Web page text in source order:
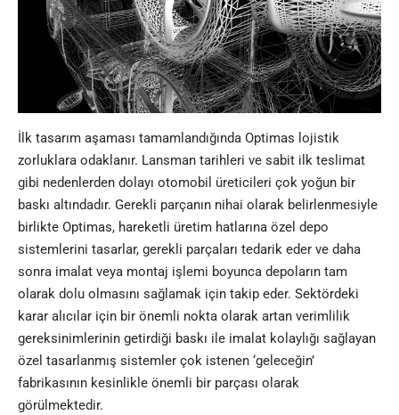
İlk tasarım aşaması tamamlandığında Optimas lojistik
zorluklara odaklanır. Lansman tarihleri ve sabit ilk teslimat
gibi nedenlerden dolayı otomobil üreticileri çok yoğun bir
baskı altındadır. Gerekli parçanın nihai olarak belirlenmesiyle
birlikte Optimas, hareketli üretim hatlarına özel depo
sistemlerini tasarlar, gerekli parçaları tedarik eder ve daha
sonra imalat veya montaj işlemi boyunca depoların tam
olarak dolu olmasını sağlamak için takip eder. Sektördeki
karar alıcılar için bir önemli nokta olarak artan verimlilik
gereksinimlerinin getirdiği baskı ile imalat kolaylığı sağlayan
özel tasarlanmış sistemler çok istenen ‘geleceğin’
fabrikasının kesinlikle önemli bir parçası olarak
görülmektedir.